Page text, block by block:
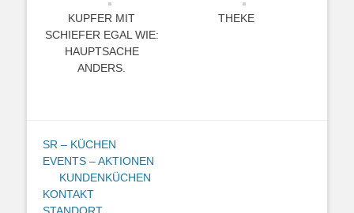
KUPFER MIT
SCHIEFER EGAL WIE:
HAUPTSACHE
ANDERS.
THEKE
SR – KÜCHEN
EVENTS – AKTIONEN
KUNDENKÜCHEN
KONTAKT